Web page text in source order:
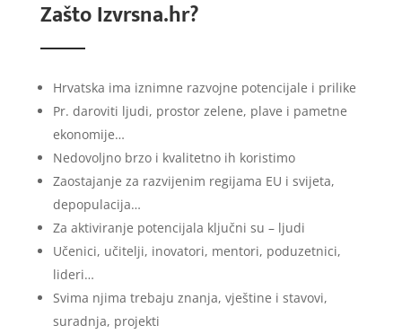
Zašto Izvrsna.hr?
Hrvatska ima iznimne razvojne potencijale i prilike
Pr. daroviti ljudi, prostor zelene, plave i pametne
ekonomije…
Nedovoljno brzo i kvalitetno ih koristimo
Zaostajanje za razvijenim regijama EU i svijeta,
depopulacija…
Za aktiviranje potencijala ključni su – ljudi
Učenici, učitelji, inovatori, mentori, poduzetnici,
lideri…
Svima njima trebaju znanja, vještine i stavovi,
suradnja, projekti